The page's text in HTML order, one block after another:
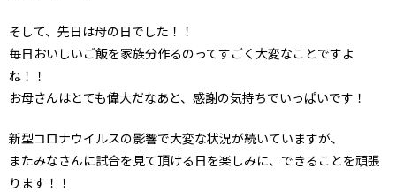
そして、先日は母の日でした！！
毎日おいしいご飯を家族分作るのってすごく大変なことですよ
ね！！
お母さんはとても偉大だなあと、感謝の気持ちでいっぱいです！
新型コロナウイルスの影響で大変な状況が続いていますが、
またみなさんに試合を見て頂ける日を楽しみに、できることを頑張
ります！！